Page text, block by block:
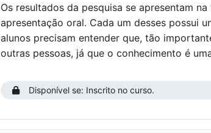
Os resultados da pesquisa se apresentam
apresentação oral. Cada um desses possui
alunos precisam entender que, tão
outras pessoas, já que o conhecimento é
Disponível se: Inscrito no curso.